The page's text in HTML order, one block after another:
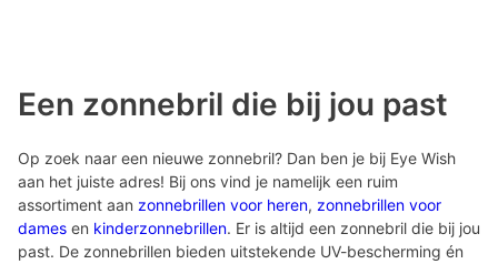
Een zonnebril die bij jou past
Op zoek naar een nieuwe zonnebril? Dan ben je bij Eye Wish
aan het juiste adres! Bij ons vind je namelijk een ruim
assortiment aan zonnebrillen voor heren, zonnebrillen voor
dames en kinderzonnebrillen. Er is altijd een zonnebril die bij jou
past. De zonnebrillen bieden uitstekende UV-bescherming én